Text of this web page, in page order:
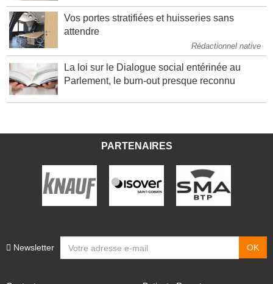
Vos portes stratifiées et huisseries sans
attendre
La loi sur le Dialogue social entérinée au
Parlement, le burn-out presque reconnu
PARTENAIRES